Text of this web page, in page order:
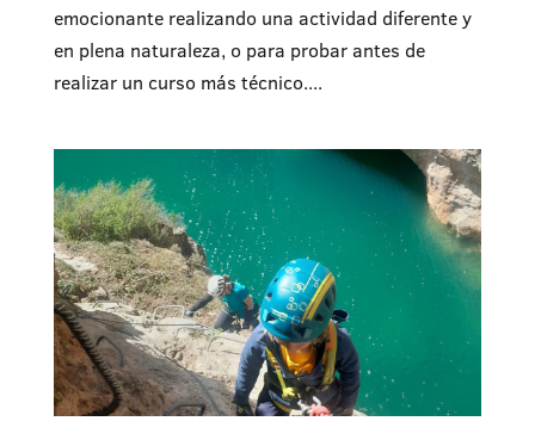
emocionante realizando una actividad diferente y
en plena naturaleza, o para probar antes de
realizar un curso más técnico....